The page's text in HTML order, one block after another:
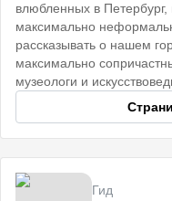
влюбленных в
максимально
рассказывать о нашем
максимально
музеологи и
старинных Петербургских
Гид